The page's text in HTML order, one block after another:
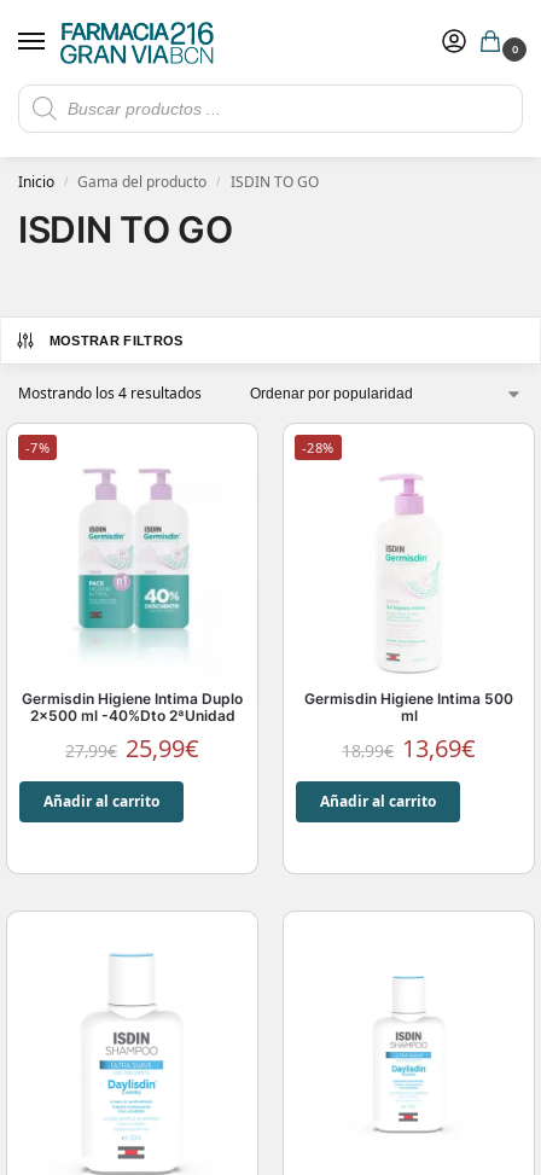
0
Rebajas de verano hasta -30%
​ 5€ de descuento con el cupón 5GRANVIA (compras superiores a 150€)
Inicio / Gama del producto / ISDIN TO GO
ISDIN TO GO
MOSTRAR FILTROS
Mostrando los 4 resultados
-7%
Germisdin Higiene Intima Duplo
2×500 ml -40%Dto 2ªUnidad
27,99€ 25,99€
Añadir al carrito
-28%
Germisdin Higiene Intima 500
ml
18,99€ 13,69€
Añadir al carrito